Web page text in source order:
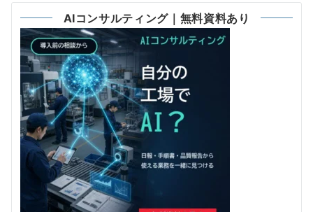
AIコンサルティング｜無料資料あり